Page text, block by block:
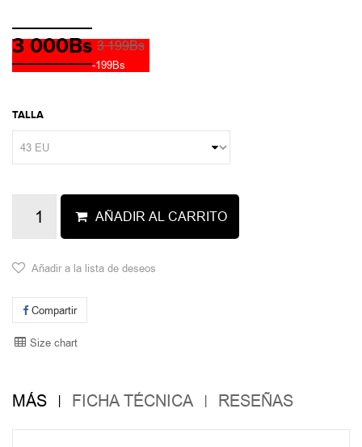
3 000Bs 3 199Bs
-199Bs
TALLA
AÑADIR AL CARRITO
Añadir a la lista de deseos
Compartir
Size chart
MÁS FICHA TÉCNICA RESEÑAS